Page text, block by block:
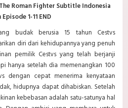
Roman Fighter Subtitle Indonesia
1-11 END
budak berusia 15 tahun Cestvs
diri dari kehidupannya yang penuh
pemilik Cestvs yang telah berjanji
hanya setelah dia memenangkan 100
dengan cepat menerima kenyataan
hidupnya dapat dihabiskan. Setelah
kebebasan adalah satu-satunya hal